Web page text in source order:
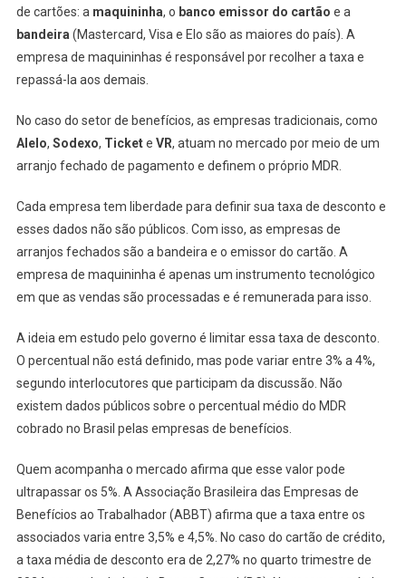
de cartões: a maquininha, o banco emissor do cartão e a
bandeira (Mastercard, Visa e Elo são as maiores do país). A
empresa de maquininhas é responsável por recolher a taxa e
repassá-la aos demais.
No caso do setor de benefícios, as empresas tradicionais, como
Alelo, Sodexo, Tickete VR, atuam no mercado por meio de um
arranjo fechado de pagamento e definem o próprio MDR.
Cada empresa tem liberdade para definir sua taxa de desconto e
esses dados não são públicos. Com isso, as empresas de
arranjos fechados são a bandeira e o emissor do cartão. A
empresa de maquininha é apenas um instrumento tecnológico
em que as vendas são processadas e é remunerada para isso.
A ideia em estudo pelo governo é limitar essa taxa de desconto.
O percentual não está definido, mas pode variar entre 3% a 4%,
segundo interlocutores que participam da discussão. Não
existem dados públicos sobre o percentual médio do MDR
cobrado no Brasil pelas empresas de benefícios.
Quem acompanha o mercado afirma que esse valor pode
ultrapassar os 5%. A Associação Brasileira das Empresas de
Benefícios ao Trabalhador (ABBT) afirma que a taxa entre os
associados varia entre 3,5% e 4,5%. No caso do cartão de crédito,
a taxa média de desconto era de 2,27% no quarto trimestre de